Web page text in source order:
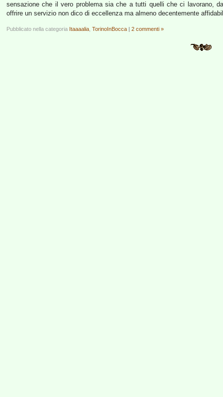
sensazione che il vero problema sia che a tutti quelli che ci lavorano,
offrire un servizio non dico di eccellenza ma almeno decentemente
Pubblicato nella categoria Itaaaalia TorinoInBocca | 2 commenti »